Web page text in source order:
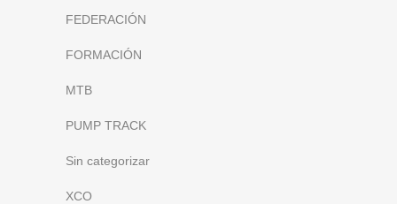
FEDERACIÓN
FORMACIÓN
MTB
PUMP TRACK
Sin categorizar
XCO